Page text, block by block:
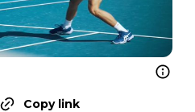
Copy link